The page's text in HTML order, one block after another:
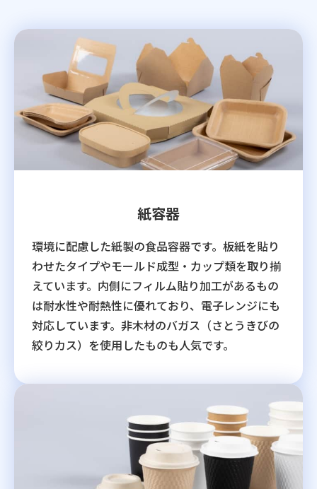
紙容器
環境に配慮した紙製の食品容器です。板紙を貼り
わせたタイプやモールド成型・カップ類を取り揃
えています。内側にフィルム貼り加工があるもの
は耐水性や耐熱性に優れており、電子レンジにも
対応しています。非木材のバガス（さとうきびの
絞りカス）を使用したものも人気です。